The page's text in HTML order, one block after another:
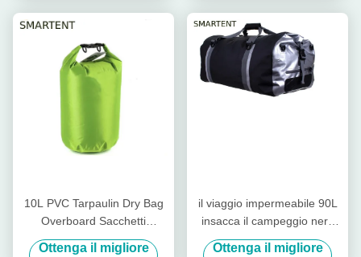
10L PVC Tarpaulin Dry Bag
Overboard Sacchetti
impermeabili Kayaking
Ottenga il migliore
il viaggio impermeabile 90L
insacca il campeggio nero
d'argento delle borse di tela
Ottenga il migliore